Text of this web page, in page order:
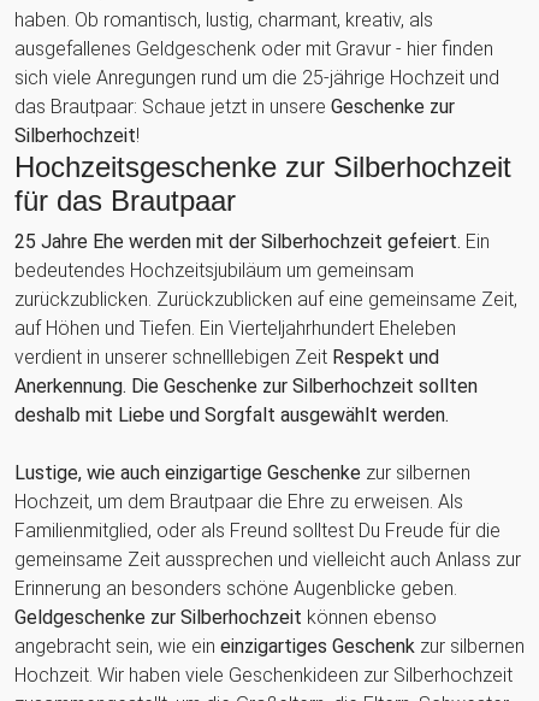
haben. Ob romantisch, lustig, charmant, kreativ, als
ausgefallenes Geldgeschenk oder mit Gravur - hier finden
sich viele Anregungen rund um die 25-jährige Hochzeit und
das Brautpaar: Schaue jetzt in unsere Geschenke zur
Silberhochzeit!
Hochzeitsgeschenke zur Silberhochzeit
für das Brautpaar
25 Jahre Ehe werden mit der Silberhochzeit gefeiert. Ein
bedeutendes Hochzeitsjubiläum um gemeinsam
zurückzublicken. Zurückzublicken auf eine gemeinsame Zeit,
auf Höhen und Tiefen. Ein Vierteljahrhundert Eheleben
verdient in unserer schnelllebigen Zeit Respekt und
Anerkennung. Die Geschenke zur Silberhochzeit sollten
deshalb mit Liebe und Sorgfalt ausgewählt werden.
Lustige, wie auch einzigartige Geschenke zur silbernen
Hochzeit, um dem Brautpaar die Ehre zu erweisen. Als
Familienmitglied, oder als Freund solltest Du Freude für die
gemeinsame Zeit aussprechen und vielleicht auch Anlass zur
Erinnerung an besonders schöne Augenblicke geben.
Geldgeschenke zur Silberhochzeit können ebenso
angebracht sein, wie ein einzigartiges Geschenk zur silbernen
Hochzeit. Wir haben viele Geschenkideen zur Silberhochzeit